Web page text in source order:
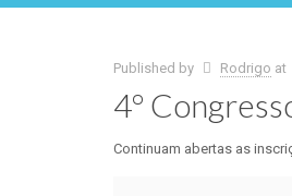
Published by Rodrigo at
4º
Continuam abertas as